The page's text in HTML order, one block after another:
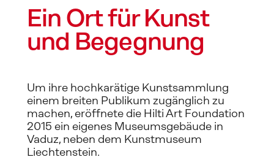
Ein Ort für Kunst
und Begegnung
Um ihre hochkarätige Kunstsammlung
einem breiten Publikum zugänglich zu
machen, eröffnete die Hilti Art Foundation
2015 ein eigenes Museumsgebäude in
Vaduz, neben dem Kunstmuseum
Liechtenstein.